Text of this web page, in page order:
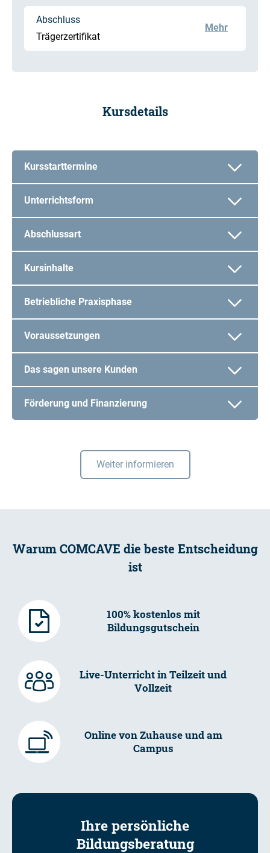
Abschluss
Trägerzertifikat
Mehr
Kursdetails
Kursstarttermine
Unterrichtsform
Abschlussart
Kursinhalte
Betriebliche Praxisphase
Voraussetzungen
Das sagen unsere Kunden
Förderung und Finanzierung
Weiter informieren
Warum COMCAVE die beste Entscheidung
ist
100% kostenlos mit
Bildungsgutschein
Live-Unterricht in Teilzeit und
Vollzeit
Online von Zuhause und am
Campus
Ihre persönliche
Bildungsberatung